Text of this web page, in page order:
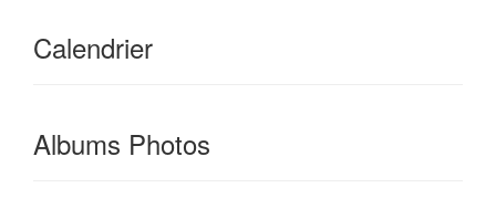
Calendrier
Albums Photos